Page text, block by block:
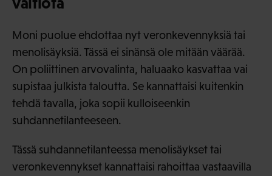
Moni puolue ehdottaa nyt veronkevennyksiä tai
menolisäyksiä. Tässä ei sinänsä ole mitään väärää.
On poliittinen arvovalinta, haluaako kasvattaa vai
supistaa julkista taloutta. Se kannattaisi kuitenkin
tehdä tavalla, joka sopii kulloiseenkin
suhdannetilanteeseen.
Tässä suhdannetilanteessa menolisäykset tai
veronkevennykset kannattaisi rahoittaa vastaavilla